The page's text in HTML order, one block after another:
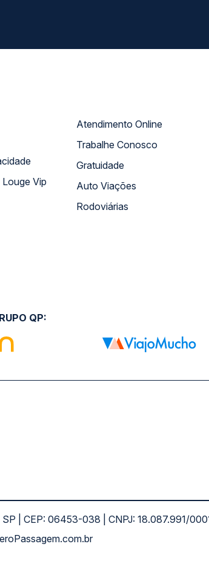
Louge Vip
Atendimento Online
Trabalhe Conosco
Gratuidade
Auto Viações
Rodoviárias
QP:
| CEP: 06453-038 | CNPJ: 18.087.991/